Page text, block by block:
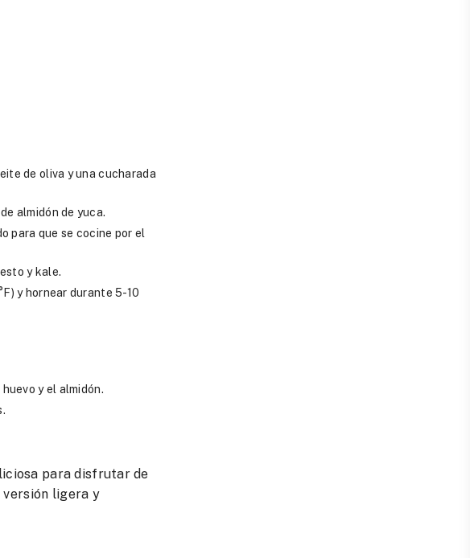
de oliva y una cucharada
almidón de yuca.
para que se cocine por el
y kale.
y hornear durante 5-10
y el almidón.
para disfrutar de
versión ligera y